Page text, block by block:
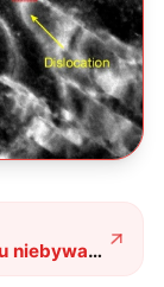
niebywałe
z tego